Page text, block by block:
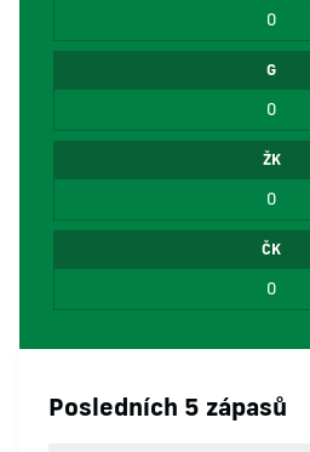
0
G
0
ŽK
0
ČK
0
Posledních 5 zápasů